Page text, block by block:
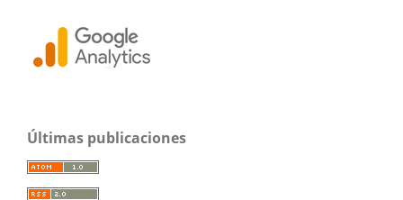
Últimas publicaciones